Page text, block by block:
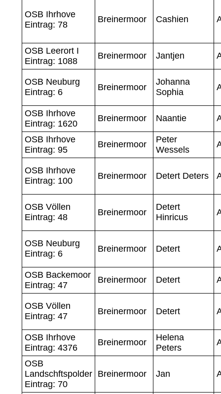
OSB Ihrhove
Eintrag: 78
Breinermoor Cashien
OSB Leerort I
Eintrag: 1088
Breinermoor Jantjen
OSB Neuburg
Eintrag: 6
Breinermoor
Johanna
Sophia
OSB Ihrhove
Eintrag: 1620
Breinermoor Naantie
OSB Ihrhove
Eintrag: 95
Breinermoor
Peter
Wessels
OSB Ihrhove
Eintrag: 100
Breinermoor Detert Deters
OSB Völlen
Eintrag: 48
Breinermoor
Detert
Hinricus
OSB Neuburg
Eintrag: 6
Breinermoor Detert
OSB Backemoor
Eintrag: 47
Breinermoor Detert
OSB Völlen
Eintrag: 47
Breinermoor Detert
OSB Ihrhove
Eintrag: 4376
Breinermoor
Helena
Peters
OSB
Landschftspolder
Eintrag: 70
Breinermoor Jan